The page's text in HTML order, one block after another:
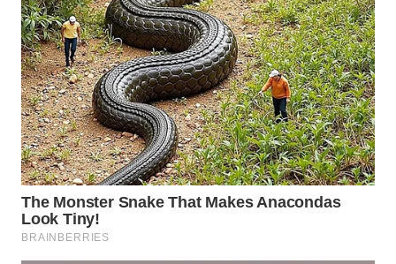
LAWAS
WN
SUMEDANG
WN
CIANJUR
WN
KEPULAUAN
SERIBU